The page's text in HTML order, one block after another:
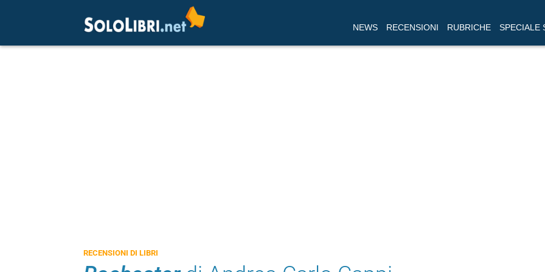
NEWS RECENSIONI RUBRICHE SPECIALE
RECENSIONI DI LIBRI